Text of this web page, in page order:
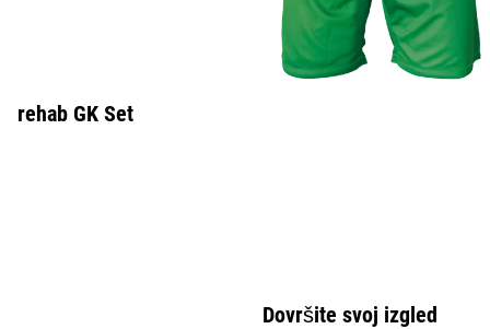
rehab GK Set
Dovršite svoj izgled